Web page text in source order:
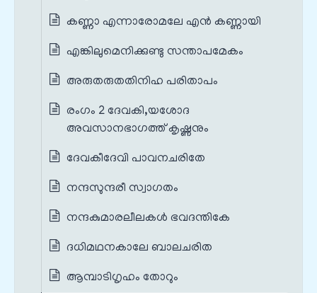
കണ്ണാ എന്നാരോമലേ എൻ കണ്ണായി
എങ്കിലുമെനിക്കുണ്ടു സന്താപമേകം
അരുതരുതതിനിഹ പരിതാപം
രംഗം 2 ദേവകി,യശോദ
അവസാനഭാഗത്ത് കൃഷ്ണനും
ദേവകീദേവി പാവനചരിതേ
നന്ദസുന്ദരീ സ്വാഗതം
നന്ദകുമാരലീലകൾ ഭവദന്തികേ
ദധിമഥനകാലേ ബാലചരിത
ആമ്പാടിഗൃഹം തോറും